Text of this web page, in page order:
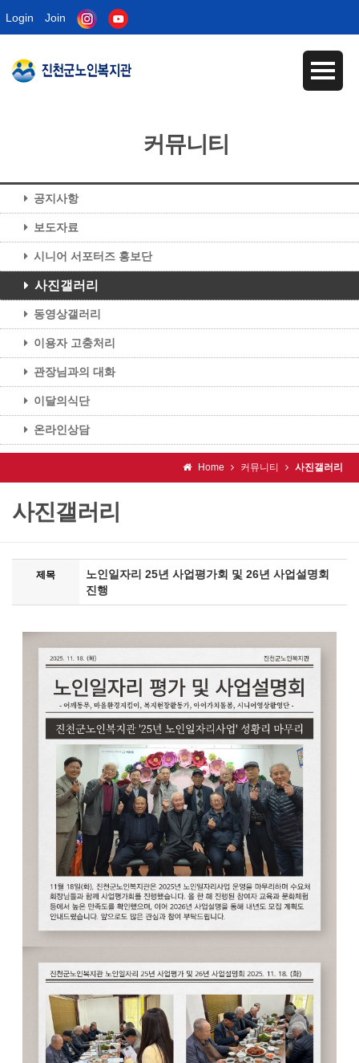
Login Join
커뮤니티
공지사항
보도자료
시니어 서포터즈 홍보단
사진갤러리
동영상갤러리
이용자 고충처리
관장님과의 대화
이달의식단
온라인상담
Home 커뮤니티 사진갤러리
사진갤러리
제목
노인일자리 25년 사업평가회 및 26년 사업설명회
진행